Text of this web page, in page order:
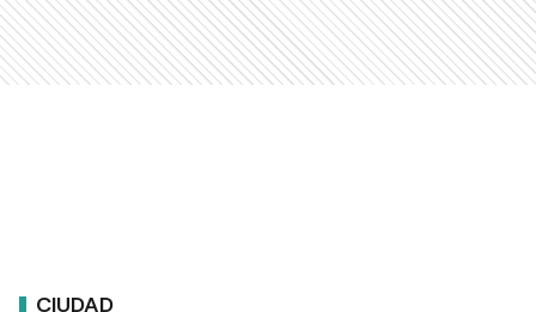
CIUDAD